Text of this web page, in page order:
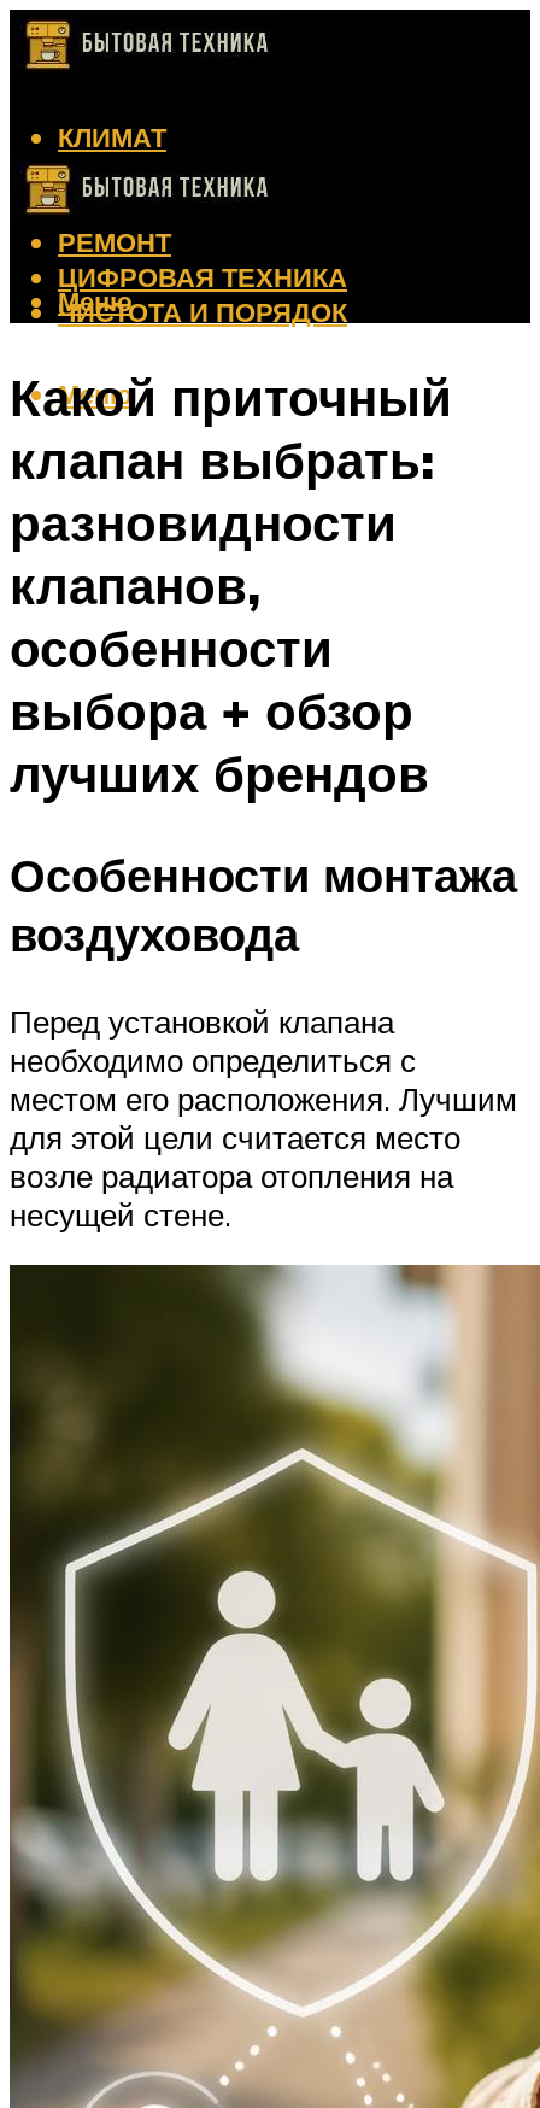
КЛИМАТ
КРАСОТА
КУХНЯ
РЕМОНТ
ЦИФРОВАЯ ТЕХНИКА
ЧИСТОТА И ПОРЯДОК
Меню
Меню
Какой приточный
клапан выбрать:
разновидности
клапанов,
особенности
выбора + обзор
лучших брендов
Особенности монтажа
воздуховода
Перед установкой клапана
необходимо определиться с
местом его расположения. Лучшим
для этой цели считается место
возле радиатора отопления на
несущей стене.